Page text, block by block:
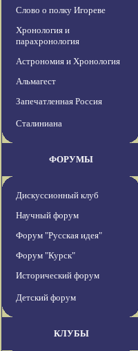
Слово о полку Игореве
Хронология и
парахронология
Астрономия и Хронология
Альмагест
Запечатленная Россия
Сталиниана
ФОРУМЫ
Дискуссионный клуб
Научный форум
Форум "Русская идея"
Форум "Курск"
Исторический форум
Детский форум
КЛУБЫ